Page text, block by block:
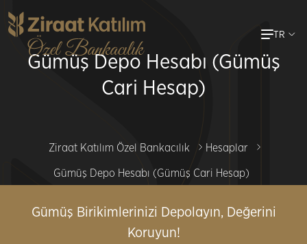
Ana
içeriğe
TR
Gümüş Depo Hesabı (Gümüş
Cari Hesap)
Ziraat Katılım Özel Bankacılık
Hesaplar
Gümüş Depo Hesabı (Gümüş Cari Hesap)
Gümüş Birikimlerinizi Depolayın, Değerini
Koruyun!